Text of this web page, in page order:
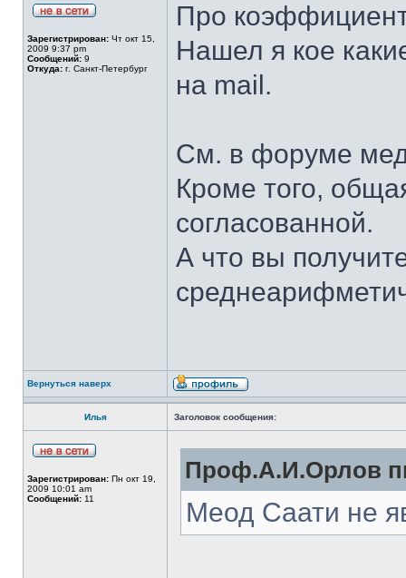
Зарегистрирован: Чт окт 15,
2009 9:37 pm
Сообщений: 9
Откуда: г. Санкт-Петербург
Про
Нашел я кое
на mail.
См. в форуме
Кроме того,
согласованной.
А что вы
Вернуться наверх
Илья Заголовок сообщения:
Зарегистрирован: Пн окт 19,
2009 10:01 am
Сообщений: 11
Проф.А.И.Орлов
Меод Саати не